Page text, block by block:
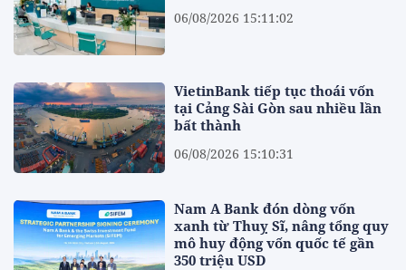
06/08/2026 15:11:02
VietinBank tiếp tục thoái vốn
tại Cảng Sài Gòn sau nhiều lần
bất thành
06/08/2026 15:10:31
Nam A Bank đón dòng vốn
xanh từ Thuỵ Sĩ, nâng tổng quy
mô huy động vốn quốc tế gần
350 triệu USD